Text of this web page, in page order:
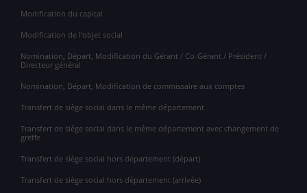
Modification du capital
Modification de l'objet social
Nomination, Départ, Modification du Gérant / Co-Gérant / Président /
Directeur général
Nomination, Départ, Modification de commissaire aux comptes
Transfert de siège social dans le même département
Transfert de siège social dans le même département avec changement de
greffe
Transfert de siège social hors département (départ)
Transfert de siège social hors département (arrivée)